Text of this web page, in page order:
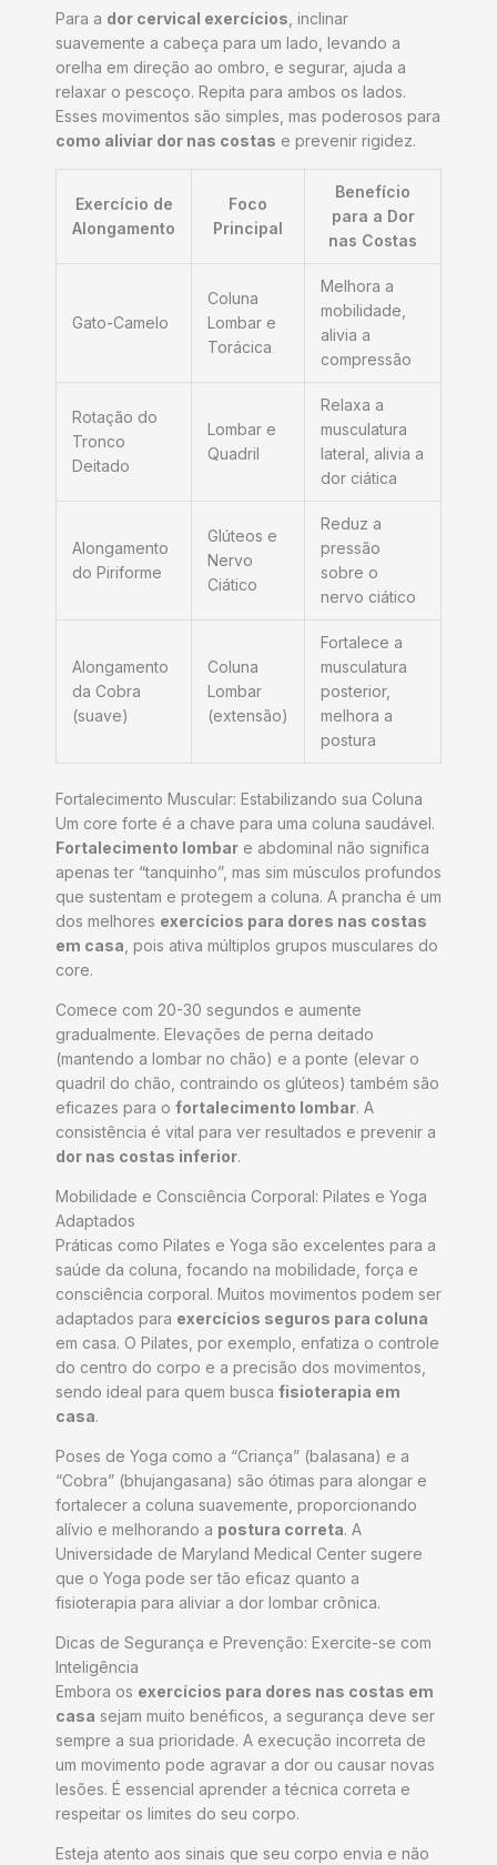
Para a dor cervical exercícios , inclinar
suavemente a cabeça para um lado, levando a
orelha em direção ao ombro, e segurar, ajuda a
relaxar o pescoço. Repita para ambos os lados.
Esses movimentos são simples, mas poderosos para
como aliviar dor nas costas e prevenir rigidez.
Exercício de
Alongamento
Foco
Principal
Benefício
para a Dor
nas Costas
Gato-Camelo
Coluna
Lombar e
Torácica
Melhora a
mobilidade,
alivia a
compressão
Rotação do
Tronco
Deitado
Lombar e
Quadril
Relaxa a
musculatura
lateral, alivia a
dor ciática
Alongamento
do Piriforme
Glúteos e
Nervo
Ciático
Reduz a
pressão
sobre o
nervo ciático
Alongamento
da Cobra
(suave)
Coluna
Lombar
(extensão)
Fortalece a
musculatura
posterior,
melhora a
postura
Fortalecimento Muscular: Estabilizando sua Coluna
Um core forte é a chave para uma coluna saudável.
Fortalecimento lombar e abdominal não significa
apenas ter “tanquinho”, mas sim músculos profundos
que sustentam e protegem a coluna. A prancha é um
dos melhores exercícios para dores nas costas
em casa , pois ativa múltiplos grupos musculares do
core.
Comece com 20-30 segundos e aumente
gradualmente. Elevações de perna deitado
(mantendo a lombar no chão) e a ponte (elevar o
quadril do chão, contraindo os glúteos) também são
eficazes para o fortalecimento lombar. A
consistência é vital para ver resultados e prevenir a
dor nas costas inferior.
Mobilidade e Consciência Corporal: Pilates e Yoga
Adaptados
Práticas como Pilates e Yoga são excelentes para a
saúde da coluna, focando na mobilidade, força e
consciência corporal. Muitos movimentos podem ser
adaptados para exercícios seguros para coluna
em casa. O Pilates, por exemplo, enfatiza o controle
do centro do corpo e a precisão dos movimentos,
sendo ideal para quem busca fisioterapia em
casa.
Poses de Yoga como a “Criança” (balasana) e a
“Cobra” (bhujangasana) são ótimas para alongar e
fortalecer a coluna suavemente, proporcionando
alívio e melhorando a postura correta. A
Universidade de Maryland Medical Center sugere
que o Yoga pode ser tão eficaz quanto a
fisioterapia para aliviar a dor lombar crônica.
Dicas de Segurança e Prevenção: Exercite-se com
Inteligência
Embora os exercícios para dores nas costas em
casa sejam muito benéficos, a segurança deve ser
sempre a sua prioridade. A execução incorreta de
um movimento pode agravar a dor ou causar novas
lesões. É essencial aprender a técnica correta e
respeitar os limites do seu corpo.
Esteja atento aos sinais que seu corpo envia e não